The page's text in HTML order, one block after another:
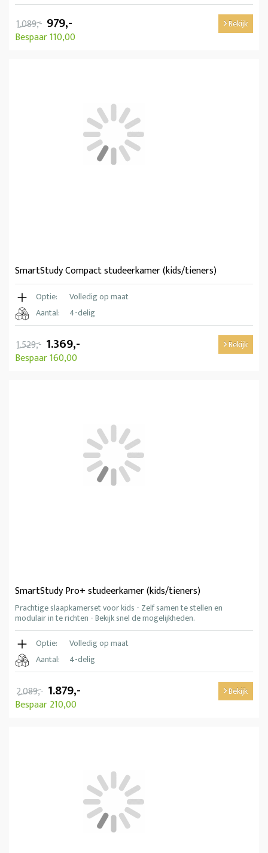
1.089,- 979,-
Bespaar 110,00
Bekijk
SmartStudy Compact studeerkamer (kids/tieners)
Optie:
Volledig op maat
Aantal:
4-delig
1.529,- 1.369,-
Bespaar 160,00
Bekijk
SmartStudy Pro+ studeerkamer (kids/tieners)
Prachtige slaapkamerset voor kids - Zelf samen te stellen en
modulair in te richten - Bekijk snel de mogelijkheden.
Optie:
Volledig op maat
Aantal:
4-delig
2.089,- 1.879,-
Bespaar 210,00
Bekijk